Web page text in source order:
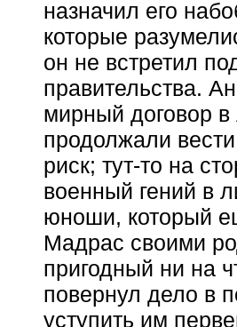
назначил его
которые
он не встретил
правительства.
мирный договор
продолжали
риск; тут-то на
военный гений в
юноши, который
Мадрас своими
пригодный ни на
повернул дело в
уступить им